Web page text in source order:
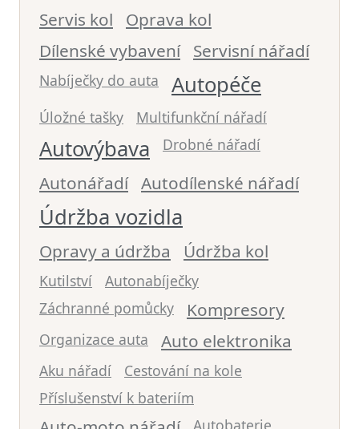
Servis kol
Oprava kol
Dílenské vybavení
Servisní nářadí
Nabíječky do auta Autopéče
Úložné tašky Multifunkční nářadí
Autovýbava Drobné nářadí
Autonářadí Autodílenské nářadí
Údržba vozidla
Opravy a údržba Údržba kol
Kutilství
Autonabíječky
Záchranné pomůcky
Kompresory
Organizace auta Auto elektronika
Aku nářadí
Cestování na kole
Příslušenství k bateriím
Autobaterie